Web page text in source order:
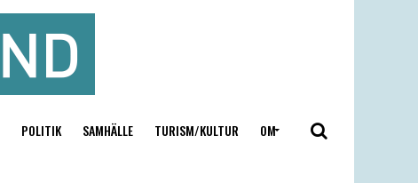
POLITIK SAMHÄLLE TURISM/KULTUR OM